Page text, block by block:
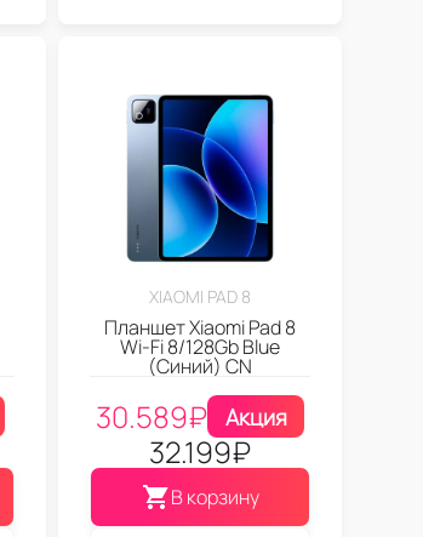
XIAOMI PAD 8
Планшет Xiaomi Pad 8
Wi-Fi 8/128Gb Blue
(Синий) CN
30.589₽ Акция
32.199₽
В корзину